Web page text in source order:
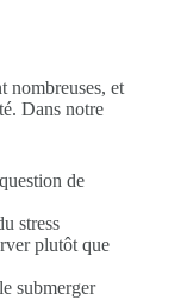
nombreuses, et
Dans notre
de
stress
plutôt que
submerger